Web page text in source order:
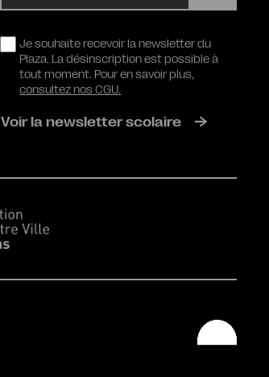
RGPDJe souhaite recevoir la newsletter du
Plaza. La désinscription est possible à
tout moment. Pour en savoir plus,
consultez nos CGU.
Voir la newsletter scolaire